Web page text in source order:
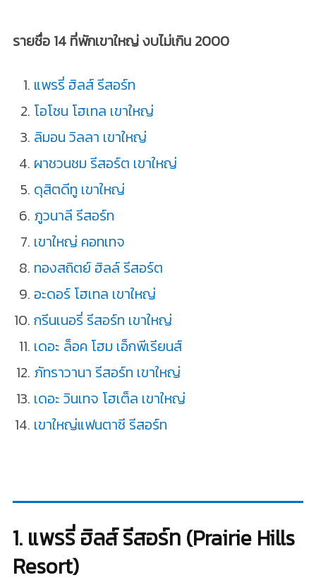
รายชื่อ 14 ที่พักเขาใหญ่ งบไม่เกิน 2000
แพรรี่ ฮิลส์ รีสอร์ท
โอโซน โฮเทล เขาใหญ่
ลิมอน วิลลา เขาใหญ่
ผาชวนชม รีสอร์ต เขาใหญ่
ดุสิตดีทู เขาใหญ่
ภูวนาลี รีสอร์ท
เขาใหญ่ คอทเทจ
ทองสถิตย์ ฮิลล์ รีสอร์ต
อะดอร์ โฮเทล เขาใหญ่
กรีนเนอรี่ รีสอร์ท เขาใหญ่
เดอะ ล็อค โฮม เอ็กพีเรียนส์
ภัทราวานา รีสอร์ท เขาใหญ่
เดอะ วินเทจ โฮเต็ล เขาใหญ่
เขาใหญ่แฟนตาซี รีสอร์ท
1. แพรรี่ ฮิลส์ รีสอร์ท (Prairie Hills
Resort)